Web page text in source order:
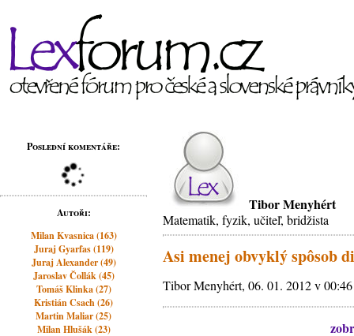
Poslední komentáře:
Autoři:
Milan Kvasnica (163)
Juraj Gyarfas (119)
Juraj Alexander (49)
Jaroslav Čollák (45)
Tomáš Klinka (27)
Kristián Csach (26)
Martin Maliar (25)
Milan Hlušák (23)
Tibor Menyhért
Matematik, fyzik, učiteľ, bridžista
Asi menej obvyklý spôsob
Tibor Menyhért, 06. 01. 2012 v 00:46